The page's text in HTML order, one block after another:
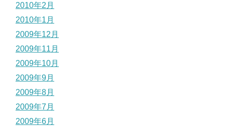
2010年2月
2010年1月
2009年12月
2009年11月
2009年10月
2009年9月
2009年8月
2009年7月
2009年6月